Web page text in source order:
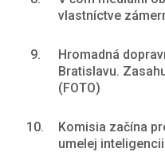
vlastníctve
9.
Hromadná
Bratislavu.
(FOTO)
10.
Komisia začína
umelej